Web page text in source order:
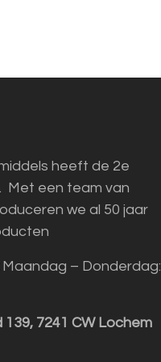
heeft de 2e
Met een team van
we al 50 jaar
Maandag – Donderdag:
139, 7241 CW Lochem